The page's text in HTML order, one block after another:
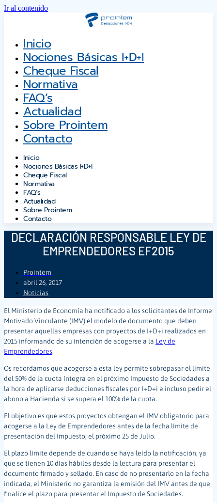
Ir al contenido
Inicio
Nociones Básicas I+D+i
Cheque Fiscal
Normativa
FAQ’s
Actualidad
Sobre Prointem
Contacto
Inicio
Nociones Básicas I+D+i
Cheque Fiscal
Normativa
FAQ’s
Actualidad
Sobre Prointem
Contacto
DECLARACIÓN RESPONSABLE LEY DE
EMPRENDEDORES EF2015
Prointem
abril 26, 2017
Noticias
El Ministerio de Economía ha notificado a los solicitantes de Informe
Motivado Vinculante (IMV) el modelo de documento que deben
presentar aquellas empresas con proyectos de I+D+i realizados en
2015 informando de su intención de acogerse a la Ley de
Emprendedores.
Os recordamos que acogerse a esta ley permite sobrepasar el límite
del 50% de la cuota íntegra en el próximo Impuesto de Sociedades a
la hora de aplicarse deducciones fiscales por I+D+i e incluso pedir el
abono a Hacienda si se supera el 100% de la cuota.
El objetivo es que estos proyectos obtengan el IMV obligatorio para
acogerse a la Ley de Emprendedores antes de la fecha límite de
presentación del Impuesto, el próximo 25 de Julio.
El plazo límite depende de cuando se haya leído la notificación, ya
que se tienen 10 días hábiles desde la lectura para presentar el
documento firmado y sellado. En caso de no presentarlo en la fecha
indicada, el Ministerio no garantiza la emisión del IMV antes de que
finalice el plazo para presentar el Impuesto de Sociedades.